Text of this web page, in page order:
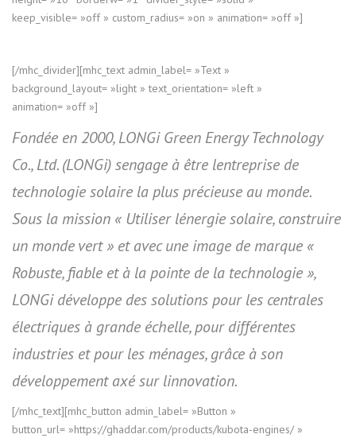
keep_visible= »off » custom_radius= »on » animation= »off »]
[/mhc_divider][mhc_text admin_label= »Text »
background_layout= »light » text_orientation= »left »
animation= »off »]
Fondée en 2000, LONGi Green Energy Technology
Co., Ltd. (LONGi) sengage à être lentreprise de
technologie solaire la plus précieuse au monde.
Sous la mission « Utiliser lénergie solaire, construire
un monde vert » et avec une image de marque «
Robuste, fiable et à la pointe de la technologie »,
LONGi développe des solutions pour les centrales
électriques à grande échelle, pour différentes
industries et pour les ménages, grâce à son
développement axé sur linnovation.
[/mhc_text][mhc_button admin_label= »Button »
button_url= »https://ghaddar.com/products/kubota-engines/ »